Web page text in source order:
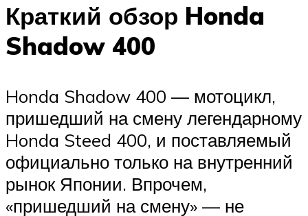
Краткий обзор Honda
Shadow 400
Honda Shadow 400 — мотоцикл,
пришедший на смену легендарному
Honda Steed 400, и поставляемый
официально только на внутренний
рынок Японии. Впрочем,
«пришедший на смену» — не